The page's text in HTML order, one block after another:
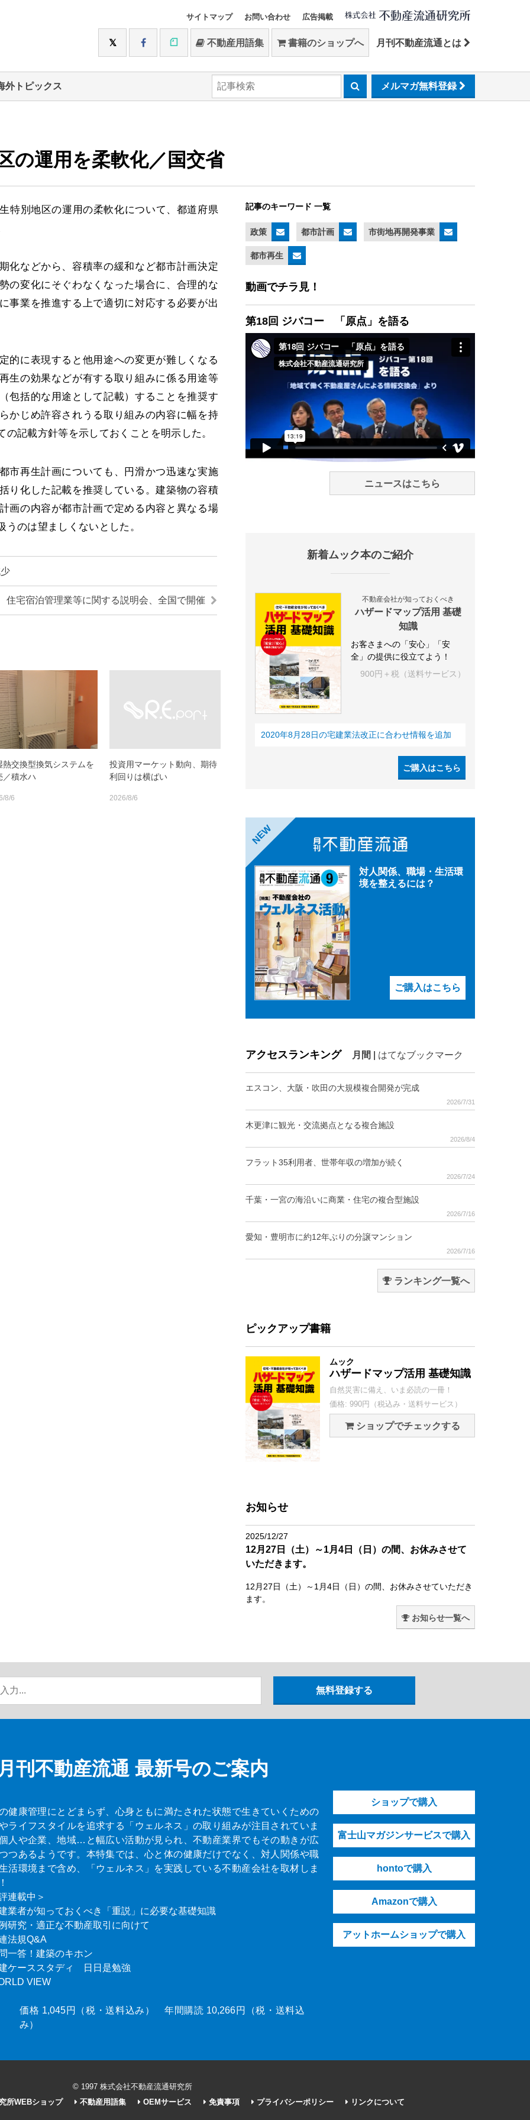
サイトマップ お問い合わせ 広告掲載
不動産用語集 書籍のショップへ 月刊不動産流通とは
外トピックス メルマガ無料登録
の運用を柔軟化／国交省
特別地区の運用の柔軟化について、都道府県
化などから、容積率の緩和など都市計画決定
の変化にそぐわなくなった場合に、合理的な
事業を推進する上で適切に対応する必要が出
的に表現すると他用途への変更が難しくなる
生の効果などが有する取り組みに係る用途等
包括的な用途として記載）することを推奨す
かじめ許容されうる取り組みの内容に幅を持
記載方針等を示しておくことを明示した。
市再生計画についても、円滑かつ迅速な実施
り化した記載を推奨している。建築物の容積
画の内容が都市計画で定める内容と異なる場
のは望ましくないとした。
住宅宿泊管理業等に関する説明会、全国で開催
熱交換型換気システムを
／積水ハ
8/6
投資用マーケット動向、期待
利回りは横ばい
2026/8/6
記事のキーワード 一覧
政策 都市計画 市街地再開発事業
都市再生
動画でチラ見！
第18回 ジバコー 「原点」を語る
ニュースはこちら
新着ムック本のご紹介
不動産会社が知っておくべき
ハザードマップ活用 基礎
知識
お客さまへの「安心」「安
全」の提供に役立てよう！
900円＋税（送料サービス）
2020年8月28日の宅建業法改正に合わせ情報を追加
ご購入はこちら
NEW
対人関係、職場・生活環
境を整えるには？
ご購入はこちら
アクセスランキング 月間 はてなブックマーク
エスコン、大阪・吹田の大規模複合開発が完成
2026/7/31
木更津に観光・交流拠点となる複合施設
2026/8/4
フラット35利用者、世帯年収の増加が続く
2026/7/24
千葉・一宮の海沿いに商業・住宅の複合型施設
2026/7/16
愛知・豊明市に約12年ぶりの分譲マンション
2026/7/16
ランキング一覧へ
ピックアップ書籍
ムック
ハザードマップ活用 基礎知識
自然災害に備え、いま必読の一冊！
価格: 990円（税込み・送料サービス）
ショップでチェックする
お知らせ
2025/12/27
12月27日（土）～1月4日（日）の間、お休みさせて
いただきます。
12月27日（土）～1月4日（日）の間、お休みさせていただき
ます。
お知らせ一覧へ
月刊不動産流通 最新号のご案内
健康管理にとどまらず、心身ともに満たされた状態で生きていくための
ライフスタイルを追求する「ウェルネス」の取り組みが注目されていま
人や企業、地域…と幅広い活動が見られ、不動産業界でもその動きが広
つあるようです。本特集では、心と体の健康だけでなく、対人関係や職
活環境まで含め、「ウェルネス」を実践している不動産会社を取材しま
連載中＞
建業者が知っておくべき「重説」に必要な基礎知識
研究・適正な不動産取引に向けて
法規Q&A
一答！建築のキホン
建ケーススタディ 日日是勉強
VIEW
価格 1,045円（税・送料込み） 年間購読 10,266円（税・送料込
み）
ショップで購入
富士山マガジンサービスで購入
hontoで購入
Amazonで購入
アットホームショップで購入
© 1997 株式会社不動産流通研究所
所WEBショップ 不動産用語集 OEMサービス 免責事項 プライバシーポリシー リンクについて